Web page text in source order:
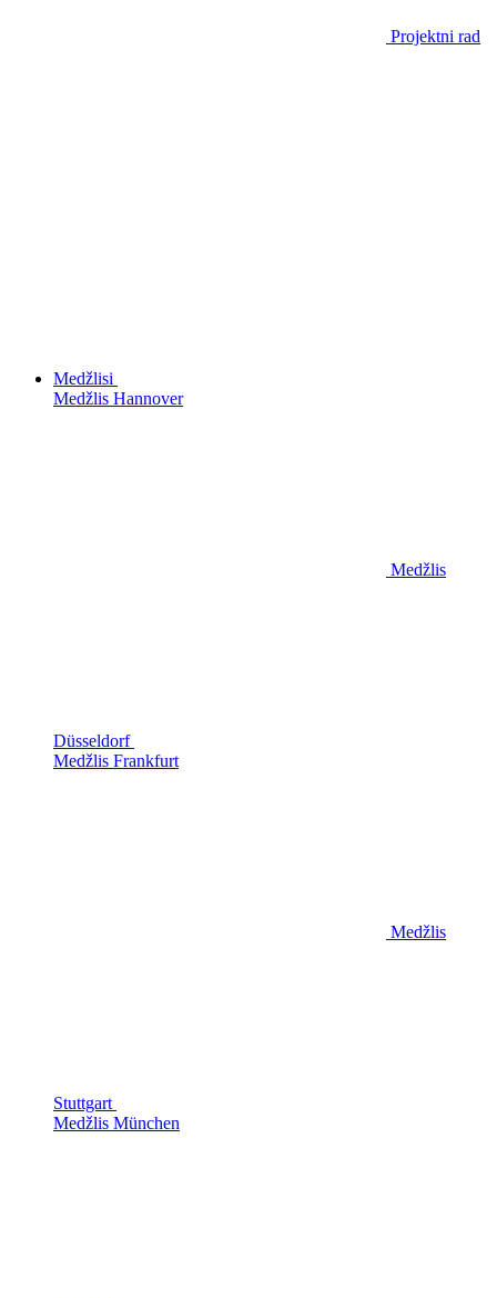
Projektni rad
Medžlisi
Medžlis Hannover
Medžlis
Düsseldorf
Medžlis Frankfurt
Medžlis
Stuttgart
Medžlis München